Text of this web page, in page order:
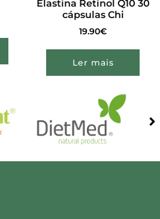
Elastina Retinol Q10 30
cápsulas Chi
19.90€
Ler mais